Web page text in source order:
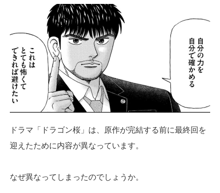
ドラマ「ドラゴン桜」は、原作が完結する前に最終回を
迎えたために内容が異なっています。
なぜ異なってしまったのでしょうか。